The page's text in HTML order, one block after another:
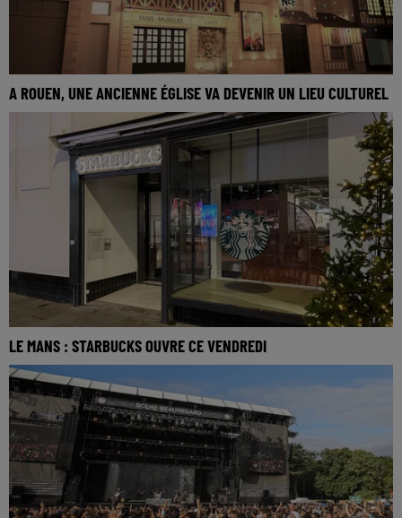
A ROUEN, UNE ANCIENNE ÉGLISE VA DEVENIR UN LIEU CULTUREL
LE MANS : STARBUCKS OUVRE CE VENDREDI